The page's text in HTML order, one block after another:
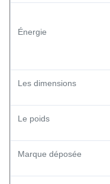
Énergie
Les dimensions
Le poids
Marque déposée